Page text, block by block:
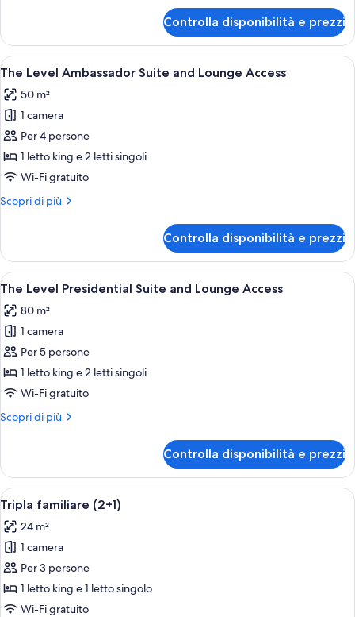
Suite
Controlla disponibilità e prezzi
Apri
tutte
le
foto
per
The
Level
Suite
Access
Una camera d'albergo moderna con
11
The Level Ambassador Suite and Lounge Access
50 m²
1 camera
Per 4 persone
1 letto king e 2 letti singoli
Wi-Fi gratuito
Scopri di più
Altri
Level
Ambassador
Suite
Lounge
Access
Controlla disponibilità e prezzi
Apri
tutte
le
foto
per
The
Level
Suite
Access
Una camera d'albergo moderna
11
The Level Presidential Suite and Lounge Access
80 m²
1 camera
Per 5 persone
1 letto king e 2 letti singoli
Wi-Fi gratuito
Scopri di più
Altri
Level
Presidential
Suite
and
Lounge
Access
Controlla disponibilità e prezzi
Apri
tutte
le
foto
per
Tripla
familiare
Camera d'albergo moderna con un
6
Tripla familiare (2+1)
24 m²
1 camera
Per 3 persone
1 letto king e 1 letto singolo
Wi-Fi gratuito